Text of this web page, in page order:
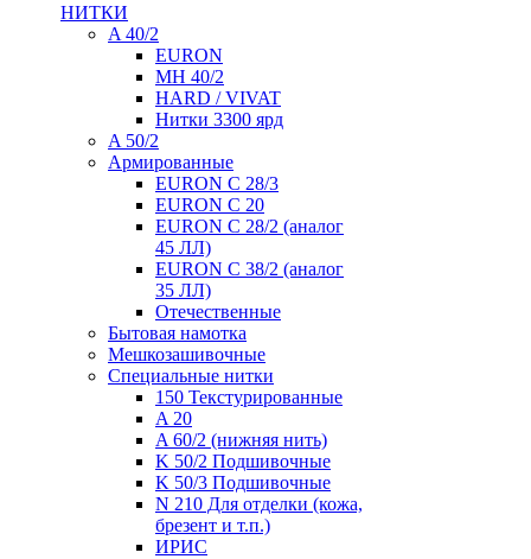
НИТКИ
A 40/2
EURON
MH 40/2
HARD / VIVAT
Нитки 3300 ярд
A 50/2
Армированные
EURON C 28/3
EURON C 20
EURON C 28/2 (аналог
45 ЛЛ)
EURON C 38/2 (аналог
35 ЛЛ)
Отечественные
Бытовая намотка
Мешкозашивочные
Специальные нитки
150 Текстурированные
A 20
A 60/2 (нижняя нить)
K 50/2 Подшивочные
K 50/3 Подшивочные
N 210 Для отделки (кожа,
брезент и т.п.)
ИРИС